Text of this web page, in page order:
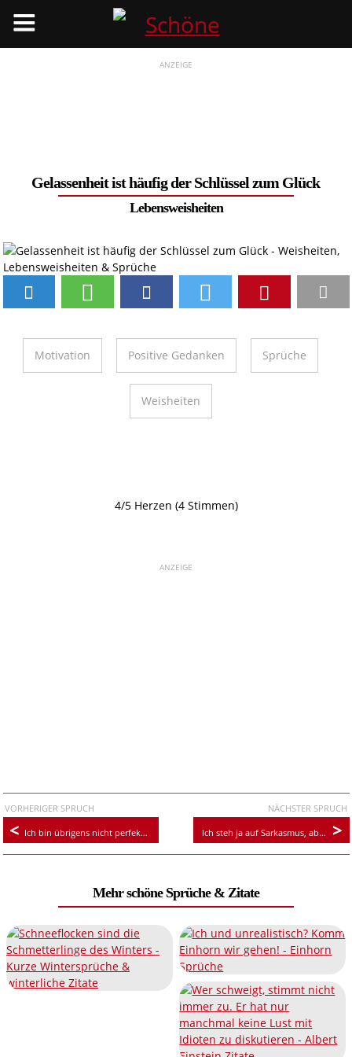
ANZEIGE
Gelassenheit ist häufig der Schlüssel zum Glück
Lebensweisheiten
Motivation Positive Gedanken Sprüche
Weisheiten
4/5 Herzen (4 Stimmen)
ANZEIGE
VORHERIGER SPRUCH
Ich bin übrigens nicht perfekt und arbeite auch nicht daran
NÄCHSTER SPRUCH
Ich steh ja auf Sarkasmus, aber dieses „Guten Morgen“ ist schon ziemlich übertrieben.
Mehr schöne Sprüche & Zitate